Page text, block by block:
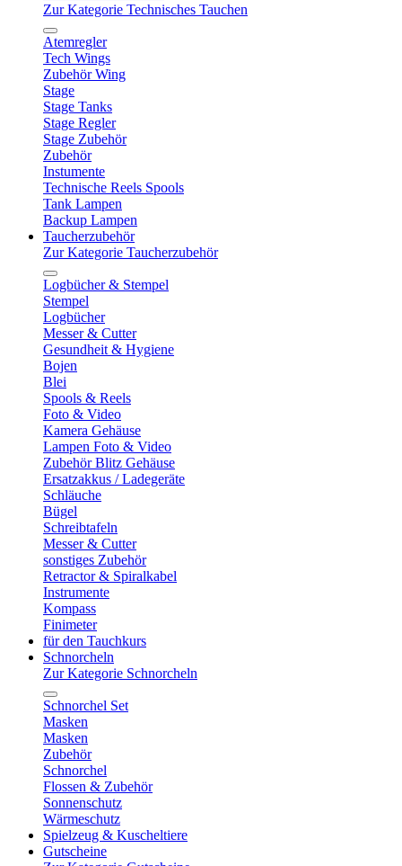
Zur Kategorie Technisches Tauchen
Atemregler
Tech Wings
Zubehör Wing
Stage
Stage Tanks
Stage Regler
Stage Zubehör
Zubehör
Instumente
Technische Reels Spools
Tank Lampen
Backup Lampen
Taucherzubehör
Zur Kategorie Taucherzubehör
Logbücher & Stempel
Stempel
Logbücher
Messer & Cutter
Gesundheit & Hygiene
Bojen
Blei
Spools & Reels
Foto & Video
Kamera Gehäuse
Lampen Foto & Video
Zubehör Blitz Gehäuse
Ersatzakkus / Ladegeräte
Schläuche
Bügel
Schreibtafeln
Messer & Cutter
sonstiges Zubehör
Retractor & Spiralkabel
Instrumente
Kompass
Finimeter
für den Tauchkurs
Schnorcheln
Zur Kategorie Schnorcheln
Schnorchel Set
Masken
Masken
Zubehör
Schnorchel
Flossen & Zubehör
Sonnenschutz
Wärmeschutz
Spielzeug & Kuscheltiere
Gutscheine